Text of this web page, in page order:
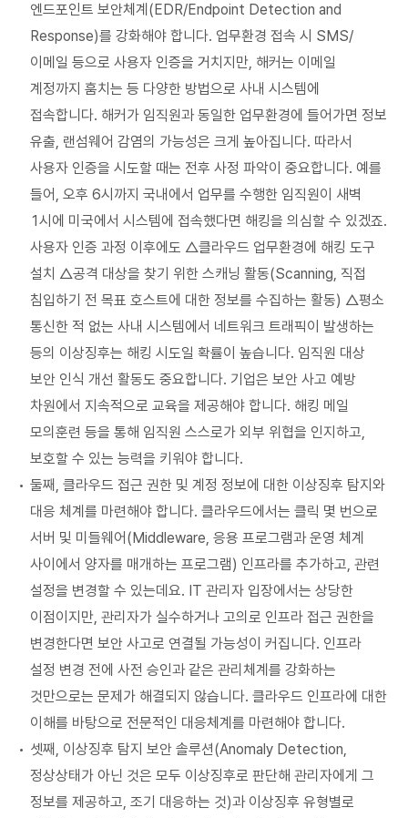
엔드포인트 보안체계(EDR/Endpoint Detection and
Response)를 강화해야 합니다. 업무환경 접속 시 SMS/
이메일 등으로 사용자 인증을 거치지만, 해커는 이메일
계정까지 훔치는 등 다양한 방법으로 사내 시스템에
접속합니다. 해커가 임직원과 동일한 업무환경에 들어가면 정보
유출, 랜섬웨어 감염의 가능성은 크게 높아집니다. 따라서
사용자 인증을 시도할 때는 전후 사정 파악이 중요합니다. 예를
들어, 오후 6시까지 국내에서 업무를 수행한 임직원이 새벽
1시에 미국에서 시스템에 접속했다면 해킹을 의심할 수 있겠죠.
사용자 인증 과정 이후에도 △클라우드 업무환경에 해킹 도구
설치 △공격 대상을 찾기 위한 스캐닝 활동(Scanning, 직접
침입하기 전 목표 호스트에 대한 정보를 수집하는 활동) △평소
통신한 적 없는 사내 시스템에서 네트워크 트래픽이 발생하는
등의 이상징후는 해킹 시도일 확률이 높습니다. 임직원 대상
보안 인식 개선 활동도 중요합니다. 기업은 보안 사고 예방
차원에서 지속적으로 교육을 제공해야 합니다. 해킹 메일
모의훈련 등을 통해 임직원 스스로가 외부 위협을 인지하고,
보호할 수 있는 능력을 키워야 합니다.
둘째, 클라우드 접근 권한 및 계정 정보에 대한 이상징후 탐지와
대응 체계를 마련해야 합니다. 클라우드에서는 클릭 몇 번으로
서버 및 미들웨어(Middleware, 응용 프로그램과 운영 체계
사이에서 양자를 매개하는 프로그램) 인프라를 추가하고, 관련
설정을 변경할 수 있는데요. IT 관리자 입장에서는 상당한
이점이지만, 관리자가 실수하거나 고의로 인프라 접근 권한을
변경한다면 보안 사고로 연결될 가능성이 커집니다. 인프라
설정 변경 전에 사전 승인과 같은 관리체계를 강화하는
것만으로는 문제가 해결되지 않습니다. 클라우드 인프라에 대한
이해를 바탕으로 전문적인 대응체계를 마련해야 합니다.
셋째, 이상징후 탐지 보안 솔루션(Anomaly Detection,
정상상태가 아닌 것은 모두 이상징후로 판단해 관리자에게 그
정보를 제공하고, 조기 대응하는 것)과 이상징후 유형별로